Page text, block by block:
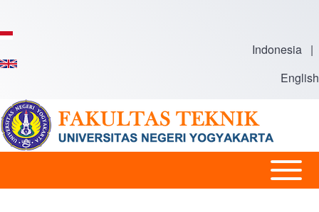
Indonesia |
English
navigation
Open or
Close